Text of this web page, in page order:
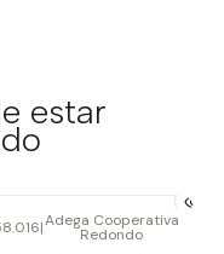
estar
|Adega Cooperativa
Redondo